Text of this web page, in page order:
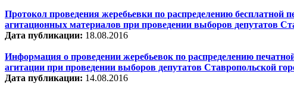
Протокол проведения жеребьевки по распределению
агитационных материалов при проведении выборов депутатов
Дата публикации: 18.08.2016
Информация о проведении жеребьевок по распределению
агитации при проведении выборов депутатов Ставропольской
Дата публикации: 14.08.2016